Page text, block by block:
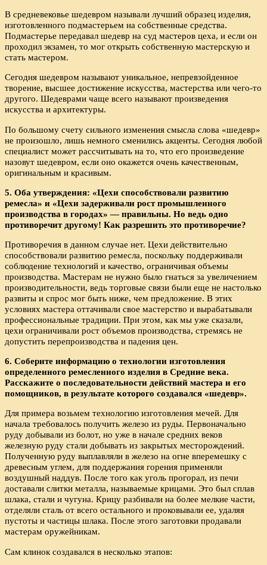
В средневековье шедевром называли лучший образец изделия,
изготовленного подмастерьем на собственные средства.
Подмастерье передавал шедевр на суд мастеров цеха, и если он
проходил экзамен, то мог открыть собственную мастерскую и
стать мастером.
Сегодня шедевром называют уникальное, непревзойденное
творение, высшее достижение искусства, мастерства или чего-то
другого. Шедеврами чаще всего называют произведения
искусства и архитектуры.
По большому счету сильного изменения смысла слова «шедевр»
не произошло, лишь немного сменились акценты. Сегодня любой
специалист может рассчитывать на то, что его произведение
назовут шедевром, если оно окажется очень качественным,
оригинальным и красивым.
5. Оба утверждения: «Цехи способствовали развитию
ремесла» и «Цехи задерживали рост промышленного
производства в городах» — правильны. Но ведь одно
противоречит другому! Как разрешить это противоречие?
Противоречия в данном случае нет. Цехи действительно
способствовали развитию ремесла, поскольку поддерживали
соблюдение технологий и качество, ограничивая объемы
производства. Мастерам не нужно было гнаться за увеличением
производительности, ведь торговые связи были еще не настолько
развиты и спрос мог быть ниже, чем предложение. В этих
условиях мастера оттачивали свое мастерство и вырабатывали
профессиональные традиции. При этом, как мы уже сказали,
цехи ограничивали рост объемов производства, стремясь не
допустить перепроизводства и падения цен.
6. Соберите информацию о технологии изготовления
определенного ремесленного изделия в Средние века.
Расскажите о последовательности действий мастера и его
помощников, в результате которого создавался «шедевр».
Для примера возьмем технологию изготовления мечей. Для
начала требовалось получить железо из руды. Первоначально
руду добывали из болот, но уже в начале средних веков
железную руду стали добывать из закрытых месторождений.
Полученную руду выплавляли в железо на огне вперемешку с
древесным углем, для поддержания горения применяли
воздушный наддув. После того как уголь прогорал, из печи
доставали слитки металла, называемые крицами. Это был сплав
шлака, стали и чугуна. Крицу разбивали на более мелкие части,
отделяли сталь от всего остального и проковывали ее, удаляя
пустоты и частицы шлака. После этого заготовки продавали
мастерам оружейникам.
Сам клинок создавался в несколько этапов: